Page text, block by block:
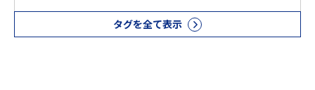
タグを全て表示